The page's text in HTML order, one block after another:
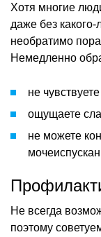
Хотя многие
даже без
необратимо
Немедленно
не
ощущаете
не можете
Не всегда
поэтому